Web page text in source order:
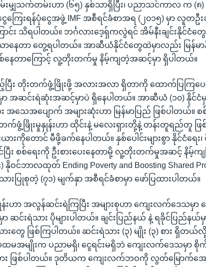
းမျှသက်တမ်းဟာ (၆၅) နှစ်သာရှိပြီး၊ ပညာသင်ကာလ က (၈)
ြေးရန်ပုံငွေအဖွဲ့ IMF အစီရင်ခံစာအရ (၂၀၁၅) မှာ လူတဦးခ
ောင်း သိရပါတယ်။ ဘင်္ဂလားဒေ့ရှ်ကလွဲရင် အိမ်နီးချင်းနိုင်ငံတွ
သာနေတာ တွေ့ရပါတယ်။ အာဆီယံနိုင်ငံတွေထဲမှာလည်း မြန်မာ
နေတာကြောင့် လူ့တိုးတက်မှု နိမ့်ကျတဲ့အဆင့်မှာ ရှိပါတယ်။
း တိုးတက်ဖွံ့ဖြိုးဖို့ အလားအလာ ရှိတာကို ထောက်ပြကြပေ
အဆင်းရဲဆုံးအဆင့်မှာပဲ ရှိနေပါတယ်။ အာဆီယံ (၁၀) နိုင်ငံ
အပျောက် အများဆုံးဟာ မြန်မာပြည် ဖြစ်ပါတယ်။ စ
က်ဖွံ့ဖြိုးမှုနှုန်းဟာ ထိုင်းနဲ့ မလေးရှားတို့နဲ့ တန်းတူရည်တူ ဖြ
းကိုတောင် မီဖို့ခက်နေပါတယ်။ နှစ်ပေါင်းများစွာ နိုင်ငံရေး၊ စီ
း စစ်ရေးကို ဦးစားပေးနေတာမို့ လူ့တိုးတက်မှုအဆင့် နိမ့်ကျပ
င်ဘာလထုတ် Ending Poverty and Boosting Shared
ပြုစုတဲ့ (၇၁) မျက်နှာ အစီရင်ခံစာမှာ ဖော်ပြထားပါတယ်။
န်းဟာ အလွန်ဆင်းရဲကြပြီး အများစုဟာ ကျေးလက်ဒေသမှာ
ဆင်းရဲသား ပိုများပါတယ်။ ချင်းပြည်နယ် နဲ့ ရခိုင်ပြည်နယ်
းတွေ ဖြစ်ကြပါတယ်။ ဆင်းရဲသား (၃) မျိုး (၃) စား ရှိတယ်လို့
မျိုးက ပညာမရှိ၊ ငွေရင်းမရှိဘဲ ကျေးလက်ဒေသမှာ စိုက်
း ဖြစ်ပါတယ်။ ဒုတိယက ကျေးလက်ဘဝကို လွတ်မြောက်အေ